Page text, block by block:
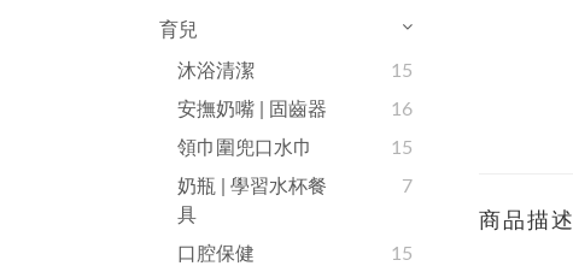
育兒
沐浴清潔
15
安撫奶嘴 | 固齒器
16
領巾圍兜口水巾
15
奶瓶 | 學習水杯餐
具
7
口腔保健
15
商品描述